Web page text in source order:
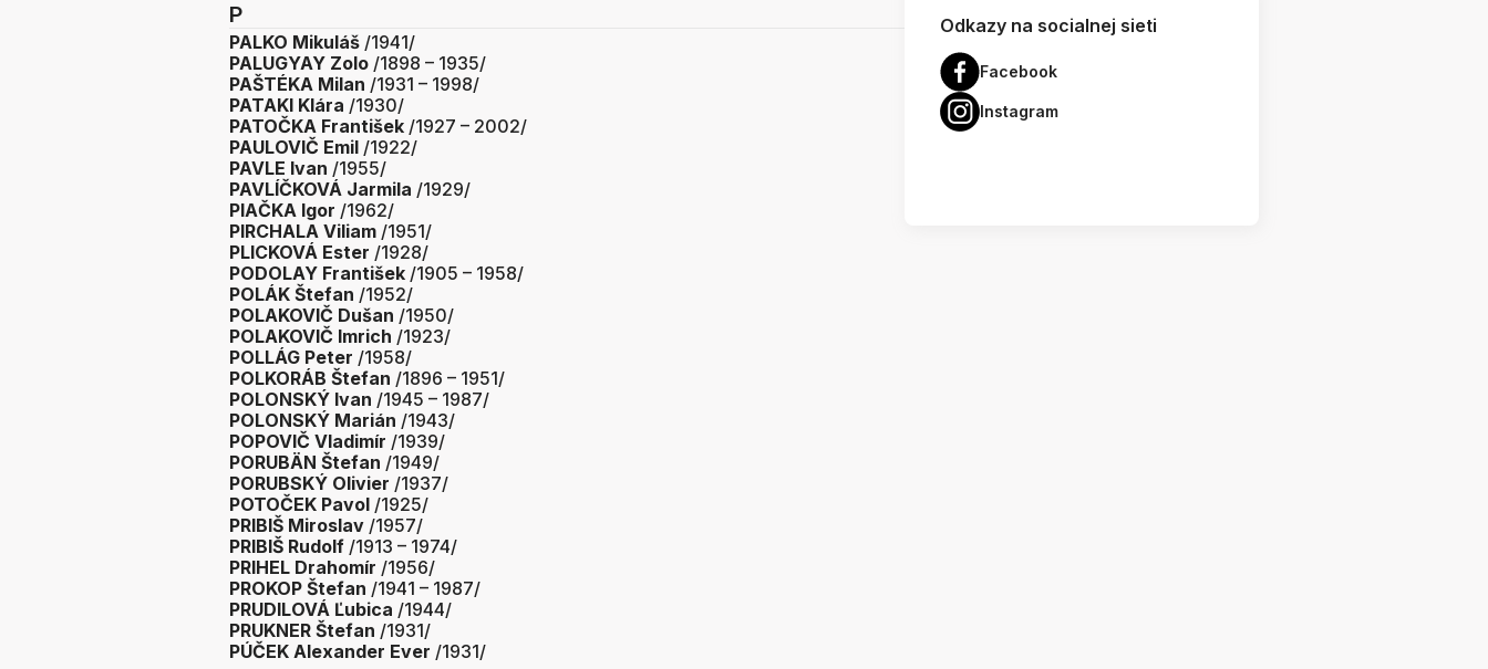
P
PALKO Mikuláš /1941/
PALUGYAY Zolo /1898 – 1935/
PAŠTÉKA Milan /1931 – 1998/
PATAKI Klára /1930/
PATOČKA František /1927 – 2002/
PAULOVIČ Emil /1922/
PAVLE Ivan /1955/
PAVLÍČKOVÁ Jarmila /1929/
PIAČKA Igor /1962/
PIRCHALA Viliam /1951/
PLICKOVÁ Ester /1928/
PODOLAY František /1905 – 1958/
POLÁK Štefan /1952/
POLAKOVIČ Dušan /1950/
POLAKOVIČ Imrich /1923/
POLLÁG Peter /1958/
POLKORÁB Štefan /1896 – 1951/
POLONSKÝ Ivan /1945 – 1987/
POLONSKÝ Marián /1943/
POPOVIČ Vladimír /1939/
PORUBÄN Štefan /1949/
PORUBSKÝ Olivier /1937/
POTOČEK Pavol /1925/
PRIBIŠ Miroslav /1957/
PRIBIŠ Rudolf /1913 – 1974/
PRIHEL Drahomír /1956/
PROKOP Štefan /1941 – 1987/
PRUDILOVÁ Ľubica /1944/
PRUKNER Štefan /1931/
PÚČEK Alexander Ever /1931/
Odkazy na socialnej sieti
Facebook
Instagram